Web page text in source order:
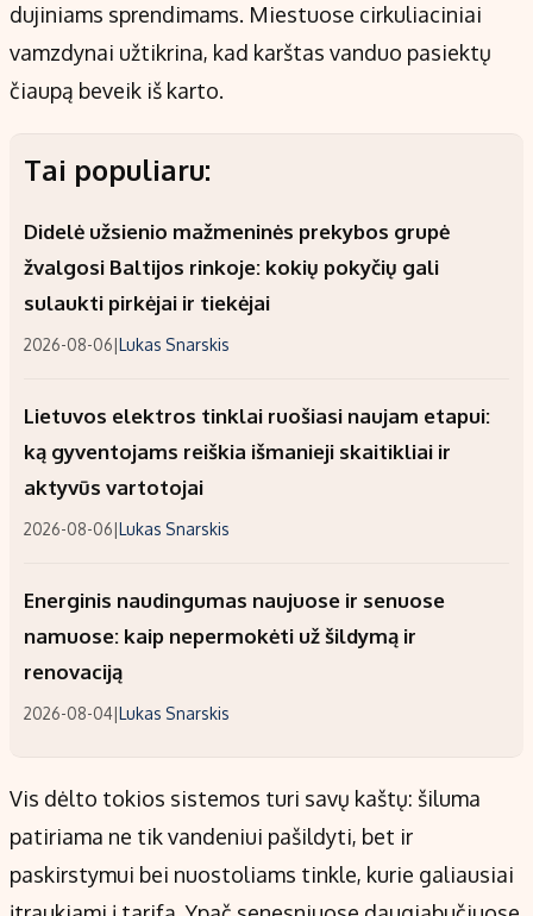
dujiniams sprendimams. Miestuose cirkuliaciniai
vamzdynai užtikrina, kad karštas vanduo pasiektų
čiaupą beveik iš karto.
Tai populiaru:
Didelė užsienio mažmeninės prekybos grupė
žvalgosi Baltijos rinkoje: kokių pokyčių gali
sulaukti pirkėjai ir tiekėjai
2026-08-06|Lukas Snarskis
Lietuvos elektros tinklai ruošiasi naujam etapui:
ką gyventojams reiškia išmanieji skaitikliai ir
aktyvūs vartotojai
2026-08-06|Lukas Snarskis
Energinis naudingumas naujuose ir senuose
namuose: kaip nepermokėti už šildymą ir
renovaciją
2026-08-04|Lukas Snarskis
Vis dėlto tokios sistemos turi savų kaštų: šiluma
patiriama ne tik vandeniui pašildyti, bet ir
paskirstymui bei nuostoliams tinkle, kurie galiausiai